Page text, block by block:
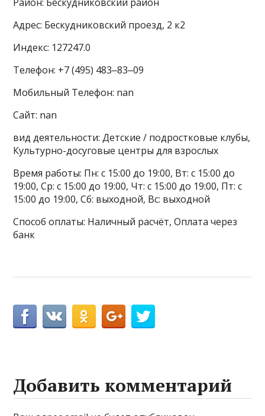
Адрес: Бескудниковский проезд, 2 к2
Индекс: 127247.0
Телефон: +7 (495) 483‒83‒09
Мобильный Телефон: nan
Сайт: nan
вид деятельности: Детские / подростковые клубы,
Культурно-досуговые центры для взрослых
Время работы: Пн: с 15:00 до 19:00, Вт: с 15:00 до
19:00, Ср: с 15:00 до 19:00, Чт: с 15:00 до 19:00, Пт: с
15:00 до 19:00, Сб: выходной, Вс: выходной
Способ оплаты: Наличный расчёт, Оплата через
банк
Добавить комментарий